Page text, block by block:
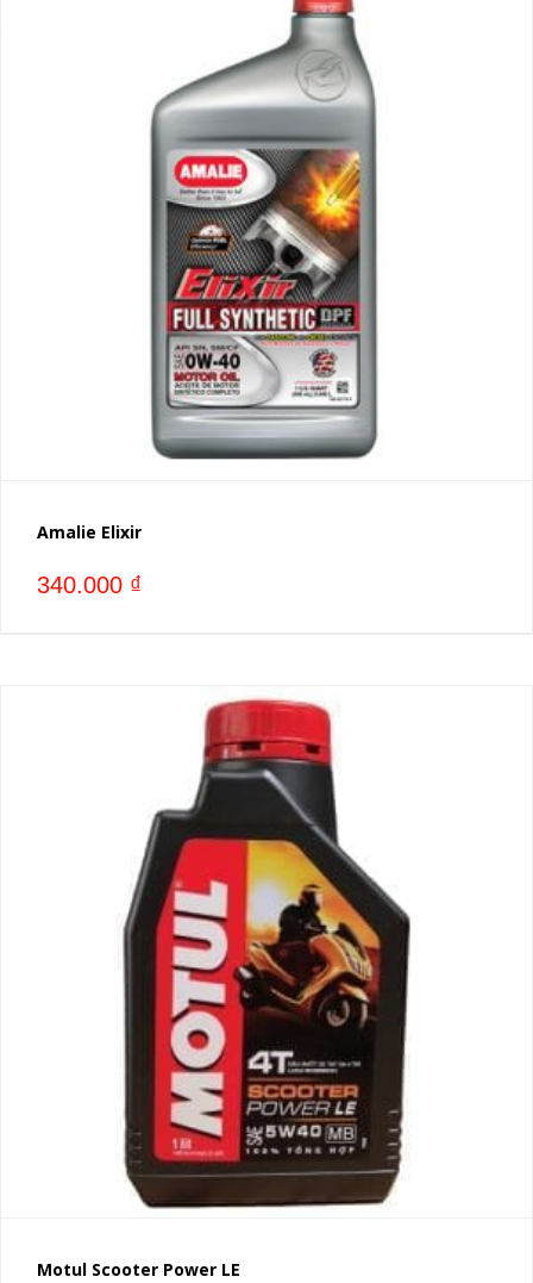
Amalie Elixir
340.000 ₫
Motul Scooter Power LE